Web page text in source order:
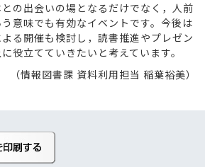
の出会いの場となるだけでなく，人前
意味でも有効なイベントです。今後は
る開催も検討し，読書推進やプレゼン
役立てていきたいと考えています。
（情報図書課 資料利用担当 稲葉裕美）